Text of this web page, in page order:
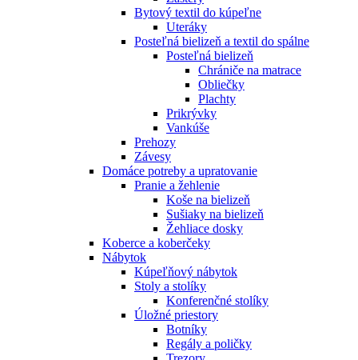
Bytový textil do kúpeľne
Uteráky
Posteľná bielizeň a textil do spálne
Posteľná bielizeň
Chrániče na matrace
Obliečky
Plachty
Prikrývky
Vankúše
Prehozy
Závesy
Domáce potreby a upratovanie
Pranie a žehlenie
Koše na bielizeň
Sušiaky na bielizeň
Žehliace dosky
Koberce a koberčeky
Nábytok
Kúpeľňový nábytok
Stoly a stolíky
Konferenčné stolíky
Úložné priestory
Botníky
Regály a poličky